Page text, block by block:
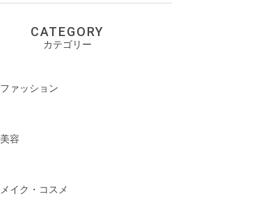
CATEGORY
カテゴリー
ファッション
美容
メイク・コスメ